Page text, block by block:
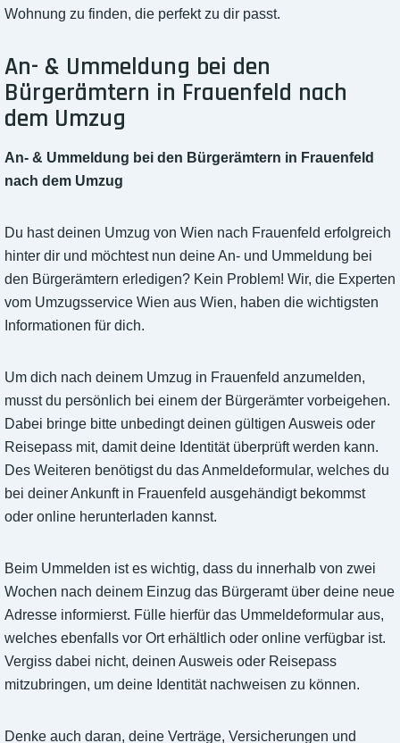
Wohnung zu finden, die perfekt zu dir passt.
An- & Ummeldung bei den
Bürgerämtern in Frauenfeld nach
dem Umzug
An- & Ummeldung bei den Bürgerämtern in Frauenfeld
nach dem Umzug
Du hast deinen Umzug von Wien nach Frauenfeld erfolgreich
hinter dir und möchtest nun deine An- und Ummeldung bei
den Bürgerämtern erledigen? Kein Problem! Wir, die Experten
vom Umzugsservice Wien aus Wien, haben die wichtigsten
Informationen für dich.
Um dich nach deinem Umzug in Frauenfeld anzumelden,
musst du persönlich bei einem der Bürgerämter vorbeigehen.
Dabei bringe bitte unbedingt deinen gültigen Ausweis oder
Reisepass mit, damit deine Identität überprüft werden kann.
Des Weiteren benötigst du das Anmeldeformular, welches du
bei deiner Ankunft in Frauenfeld ausgehändigt bekommst
oder online herunterladen kannst.
Beim Ummelden ist es wichtig, dass du innerhalb von zwei
Wochen nach deinem Einzug das Bürgeramt über deine neue
Adresse informierst. Fülle hierfür das Ummeldeformular aus,
welches ebenfalls vor Ort erhältlich oder online verfügbar ist.
Vergiss dabei nicht, deinen Ausweis oder Reisepass
mitzubringen, um deine Identität nachweisen zu können.
Denke auch daran, deine Verträge, Versicherungen und